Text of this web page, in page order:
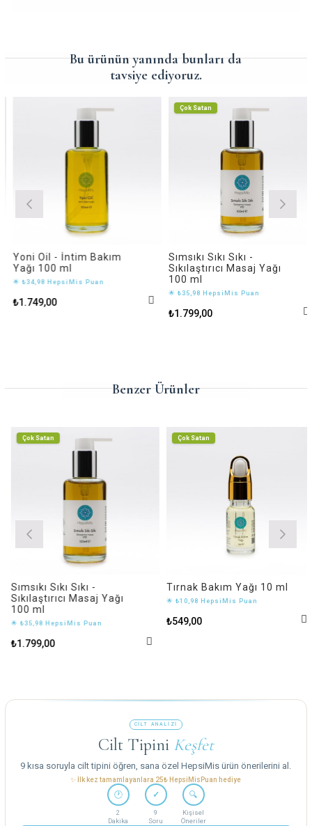
Bu ürünün yanında bunları da
tavsiye ediyoruz.
Yoni Oil - İntim Bakım
Yağı 100 ml
🌟 ₺34,98 HepsiMis Puan
₺1.749,00
Sımsıkı Sıkı Sıkı -
Sıkılaştırıcı Masaj Yağı
100 ml
🌟 ₺35,98 HepsiMis Puan
₺1.799,00
Çok Satan
Benzer Ürünler
Sımsıkı Sıkı Sıkı -
Sıkılaştırıcı Masaj Yağı
100 ml
🌟 ₺35,98 HepsiMis Puan
₺1.799,00
Çok Satan
Tırnak Bakım Yağı 10 ml
🌟 ₺10,98 HepsiMis Puan
₺549,00
Çok Satan
CİLT ANALİZİ
Cilt Tipini Keşfet
9 kısa soruyla cilt tipini öğren, sana özel HepsiMis ürün önerilerini al.
✨ İlk kez tamamlayanlara 25₺ HepsiMisPuan hediye
🕐
2
Dakika
✓
9
Soru
🔍
Kişisel
Öneriler